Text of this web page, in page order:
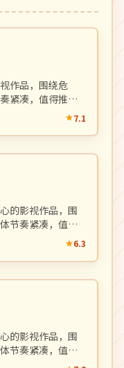
作品，围绕危
紧凑，值得推荐
7.1
的影视作品，围
节奏紧凑，值得
6.3
的影视作品，围
节奏紧凑，值得